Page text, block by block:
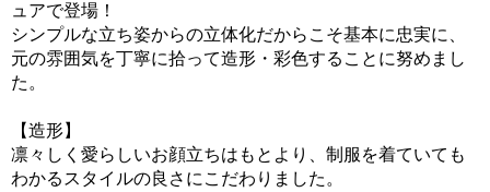
ュアで登場！
シンプルな立ち姿からの立体化だからこそ基本に忠実に、
元の雰囲気を丁寧に拾って造形・彩色することに努めまし
た。
【造形】
凛々しく愛らしいお顔立ちはもとより、制服を着ていても
わかるスタイルの良さにこだわりました。